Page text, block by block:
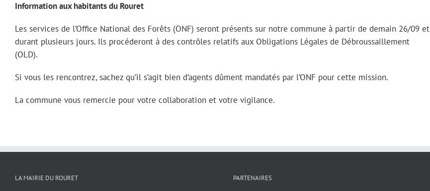
Information aux habitants du Rouret
Les services de l’Office National des Forêts (ONF) seront présents sur notre commune à partir de demain 26/09 et
durant plusieurs jours. Ils procéderont à des contrôles relatifs aux Obligations Légales de Débroussaillement
(OLD).
Si vous les rencontrez, sachez qu’il s’agit bien d’agents dûment mandatés par l’ONF pour cette mission.
La commune vous remercie pour votre collaboration et votre vigilance.
LA MAIRIE DU ROURET PARTENAIRES